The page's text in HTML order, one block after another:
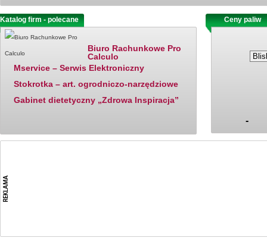
Katalog firm - polecane
Biuro Rachunkowe Pro
Calculo
Mservice – Serwis Elektroniczny
Stokrotka – art. ogrodniczo-narzędziowe
Gabinet dietetyczny „Zdrowa Inspiracja”
Ceny paliw
-